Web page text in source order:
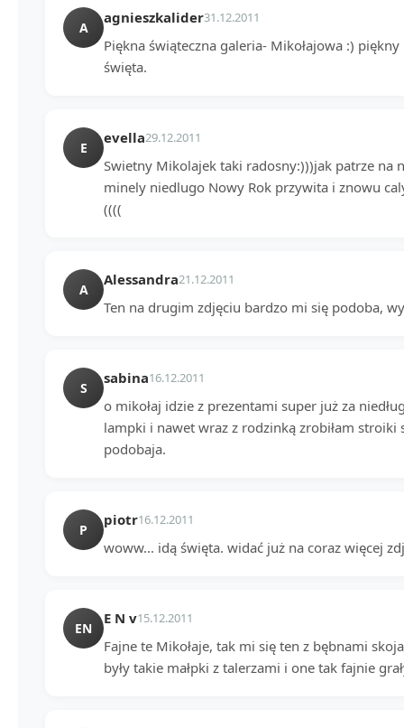
A
agnieszkalider31.12.2011
Piękna świąteczna galeria- Mikołajowa :)
święta.
E
evella29.12.2011
Swietny Mikolajek taki radosny:)))jak patrze na
minely niedlugo Nowy Rok przywita i znowu
((((
A
Alessandra21.12.2011
Ten na drugim zdjęciu bardzo mi się podoba,
S
sabina16.12.2011
o mikołaj idzie z prezentami super już za
lampki i nawet wraz z rodzinką zrobiłam stroiki
podobaja.
P
piotr16.12.2011
woww... idą święta. widać już na coraz więcej
EN
E N v15.12.2011
Fajne te Mikołaje, tak mi się ten z bębnami
były takie małpki z talerzami i one tak fajnie